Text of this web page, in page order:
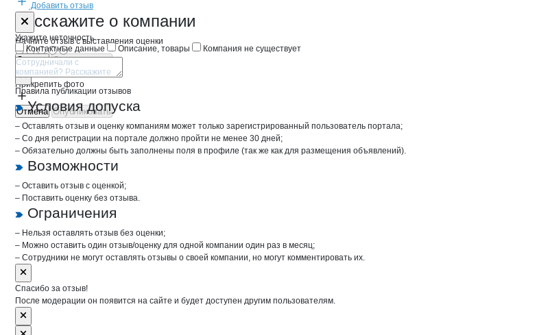
Добавить отзыв
Расскажите о компании
Начните отзыв с выставления оценки
Прикрепить фото
Отмена Опубликовать
Форма обратной связи о неточностях на странице
Укажите неточность
Контактные данные
Описание, товары Компания не существует
Отмена Опубликовать
Правила публикации отзывов
Условия допуска
– Оставлять отзыв и оценку компаниям может только зарегистрированный пользователь портала;
– Со дня регистрации на портале должно пройти не менее 30 дней;
– Обязательно должны быть заполнены поля в профиле (так же как для размещения объявлений).
Возможности
– Оставить отзыв с оценкой;
– Поставить оценку без отзыва.
Ограничения
– Нельзя оставлять отзыв без оценки;
– Можно оставить один отзыв/оценку для одной компании один раз в месяц;
– Сотрудники не могут оставлять отзывы о своей компании, но могут комментировать их.
Спасибо за отзыв!
После модерации он появится на сайте и будет доступен другим пользователям.